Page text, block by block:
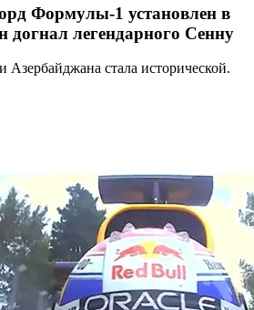
Формулы-1 установлен в
догнал легендарного Сенну
стала исторической.